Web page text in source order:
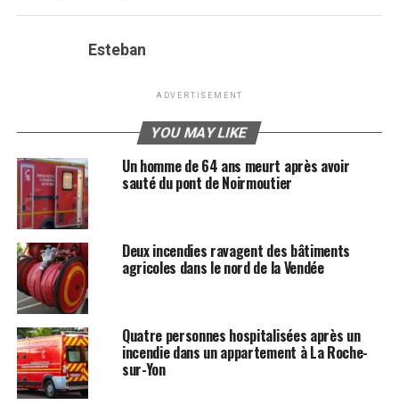
Esteban
ADVERTISEMENT
YOU MAY LIKE
Un homme de 64 ans meurt après avoir
sauté du pont de Noirmoutier
Deux incendies ravagent des bâtiments
agricoles dans le nord de la Vendée
Quatre personnes hospitalisées après un
incendie dans un appartement à La Roche-
sur-Yon